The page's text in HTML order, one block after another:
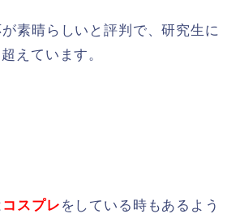
素晴らしいと評判で、研究生に
えています。
コスプレ をしている時もあるよう